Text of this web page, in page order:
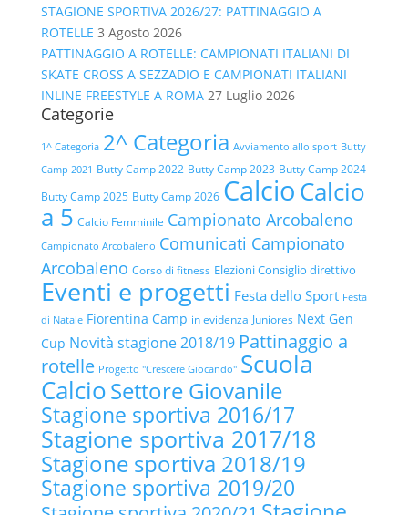
STAGIONE SPORTIVA 2026/27: PATTINAGGIO A
ROTELLE 3 Agosto 2026
PATTINAGGIO A ROTELLE: CAMPIONATI ITALIANI DI
SKATE CROSS A SEZZADIO E CAMPIONATI ITALIANI
INLINE FREESTYLE A ROMA 27 Luglio 2026
Categorie
1^ Categoria 2^ Categoria Avviamento allo sport Butty
Camp 2021 Butty Camp 2022 Butty Camp 2023 Butty Camp 2024
Butty Camp 2025 Butty Camp 2026 CalcioCalcio
a 5 Calcio Femminile Campionato Arcobaleno
Campionato Arcobaleno Comunicati Campionato
Arcobaleno Corso di fitness Elezioni Consiglio direttivo
Eventi e progetti Festa dello Sport Festa
di Natale Fiorentina Camp in evidenza Juniores Next Gen
Cup Novità stagione 2018/19 Pattinaggio a
rotelle Progetto "Crescere Giocando" Scuola
CalcioSettore Giovanile
Stagione sportiva 2016/17
Stagione sportiva 2017/18
Stagione sportiva 2018/19
Stagione sportiva 2019/20